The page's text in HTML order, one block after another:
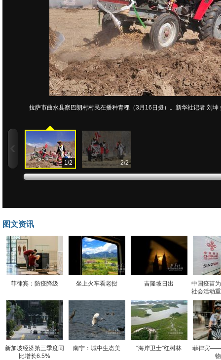
拉萨市曲水县察巴朗村村民在播种青稞（3月16日摄）。新华社记者 刘坤
1/2 2/2
图文资讯
菲律宾：防疫降级 坐上火车看老挝 吉隆坡日出
中国疫苗
社会活动
新加坡经济第三季度同
比增长6.5%
南宁：城中生态美 “海岸卫士”红树林
菲律宾